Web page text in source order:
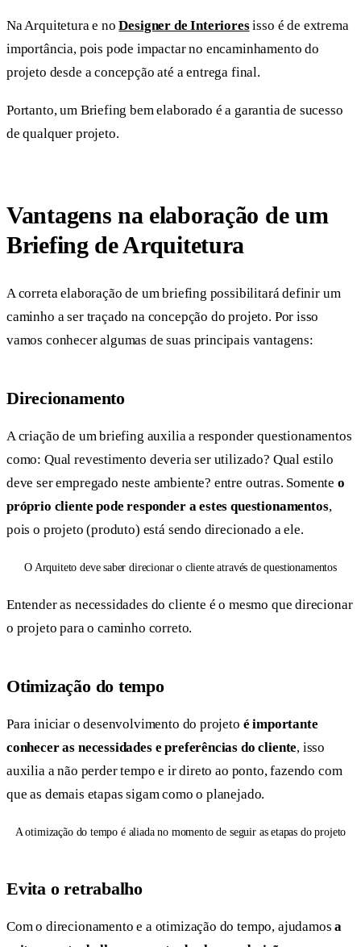
Na Arquitetura e noDesigner de Interioresisso é de extrema
importância, pois pode impactar no encaminhamento do
projeto desde a concepção até a entrega final.
Portanto, um Briefing bem elaborado é a garantia de sucesso
de qualquer projeto.
Vantagens na elaboração de um
Briefing de Arquitetura
A correta elaboração de um briefing possibilitará definir um
caminho a ser traçado na concepção do projeto. Por isso
vamos conhecer algumas de suas principais vantagens:
Direcionamento
A criação de um briefing auxilia a responder questionamentos
como: Qual revestimento deveria ser utilizado? Qual estilo
deve ser empregado neste ambiente? entre outras. Somente o
próprio cliente pode responder a estes questionamentos,
pois o projeto (produto) está sendo direcionado a ele.
O Arquiteto deve saber direcionar o cliente através de questionamentos
Entender as necessidades do cliente é o mesmo que direcionar
o projeto para o caminho correto.
Otimização do tempo
Para iniciar o desenvolvimento do projeto é importante
conhecer as necessidades e preferências do cliente, isso
auxilia a não perder tempo e ir direto ao ponto, fazendo com
que as demais etapas sigam como o planejado.
A otimização do tempo é aliada no momento de seguir as etapas do projeto
Evita o retrabalho
Com o direcionamento e a otimização do tempo, ajudamosa